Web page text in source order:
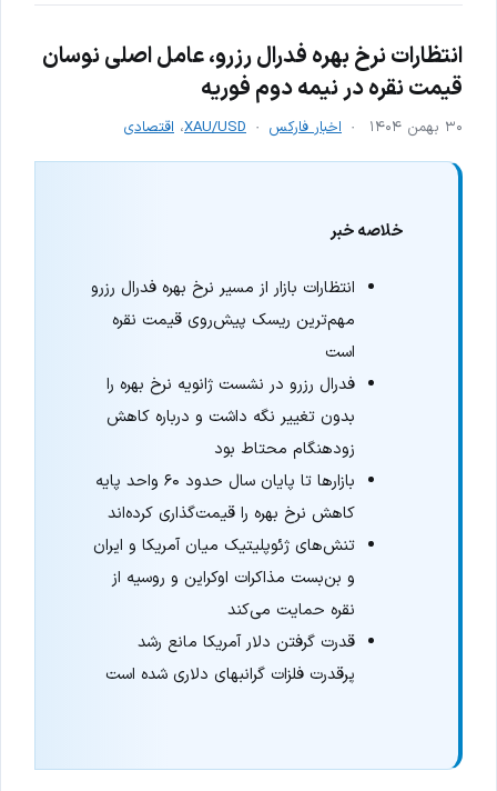
انتظارات نرخ بهره فدرال رزرو، عامل اصلی نوسان
قیمت نقره در نیمه دوم فوریه
۳۰ بهمن ۱۴۰۴ اخبار فارکس XAU/USD، اقتصادی
خلاصه خبر
انتظارات بازار از مسیر نرخ بهره فدرال رزرو
مهم‌ترین ریسک پیش‌روی قیمت نقره
است
فدرال رزرو در نشست ژانویه نرخ بهره را
بدون تغییر نگه داشت و درباره کاهش
زودهنگام محتاط بود
بازارها تا پایان سال حدود ۶۰ واحد پایه
کاهش نرخ بهره را قیمت‌گذاری کرده‌اند
تنش‌های ژئوپلیتیک میان آمریکا و ایران
و بن‌بست مذاکرات اوکراین و روسیه از
نقره حمایت می‌کند
قدرت گرفتن دلار آمریکا مانع رشد
پرقدرت فلزات گرانبهای دلاری شده است